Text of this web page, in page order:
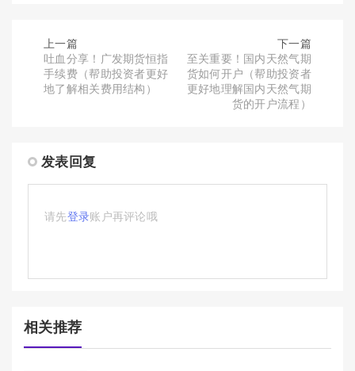
上一篇
吐血分享！广发期货恒指
手续费（帮助投资者更好
地了解相关费用结构）
下一篇
至关重要！国内天然气期
货如何开户（帮助投资者
更好地理解国内天然气期
货的开户流程）
发表回复
请先登录账户再评论哦
相关推荐